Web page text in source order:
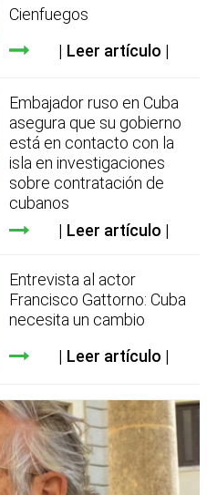
Cienfuegos
Leer artículo
Embajador ruso en Cuba
asegura que su gobierno
está en contacto con la
isla en investigaciones
sobre contratación de
cubanos
Leer artículo
Entrevista al actor
Francisco Gattorno: Cuba
necesita un cambio
Leer artículo